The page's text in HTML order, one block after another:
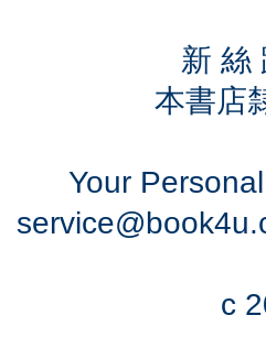
新 絲
本書店
Your
c